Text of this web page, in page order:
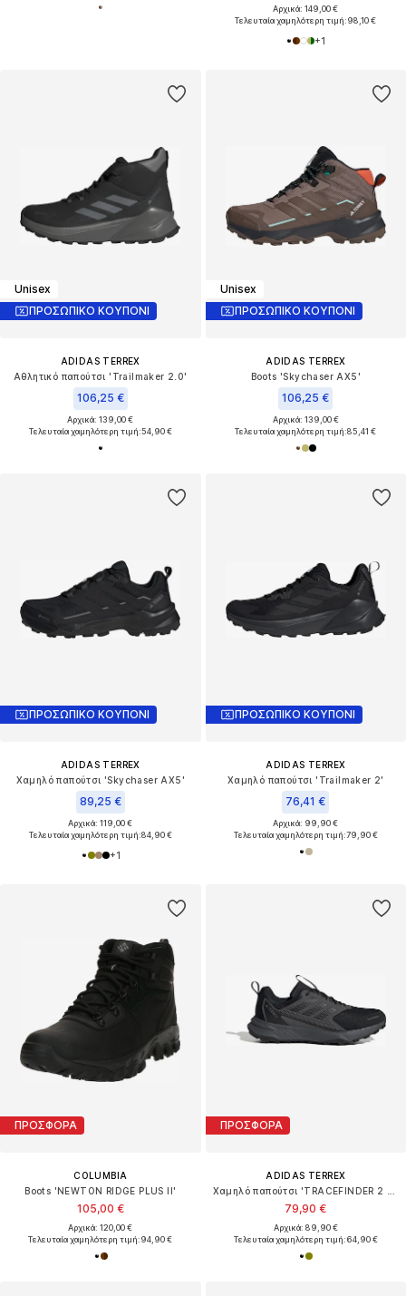
Αρχικά: 149,00 €
Τελευταία χαμηλότερη τιμή:98,10 €
+1
Unisex
ΠΡΟΣΩΠΙΚΟ ΚΟΥΠΟΝΙ
ADIDAS TERREX
Αθλητικό παπούτσι 'Trailmaker 2.0'
106,25 €
Αρχικά: 139,00 €
Τελευταία χαμηλότερη τιμή:54,90 €
Unisex
ΠΡΟΣΩΠΙΚΟ ΚΟΥΠΟΝΙ
ADIDAS TERREX
Boots 'Skychaser AX5'
106,25 €
Αρχικά: 139,00 €
Τελευταία χαμηλότερη τιμή:85,41 €
ΠΡΟΣΩΠΙΚΟ ΚΟΥΠΟΝΙ
ADIDAS TERREX
Χαμηλό παπούτσι 'Skychaser AX5'
89,25 €
Αρχικά: 119,00 €
Τελευταία χαμηλότερη τιμή:84,90 €
+1
ΠΡΟΣΩΠΙΚΟ ΚΟΥΠΟΝΙ
ADIDAS TERREX
Χαμηλό παπούτσι 'Trailmaker 2'
76,41 €
Αρχικά: 99,90 €
Τελευταία χαμηλότερη τιμή:79,90 €
ΠΡΟΣΦΟΡΑ
COLUMBIA
Boots 'NEWTON RIDGE PLUS II'
105,00 €
Αρχικά: 120,00 €
Τελευταία χαμηλότερη τιμή:94,90 €
ΠΡΟΣΦΟΡΑ
ADIDAS TERREX
79,90 €
Αρχικά: 89,90 €
Τελευταία χαμηλότερη τιμή:64,90 €